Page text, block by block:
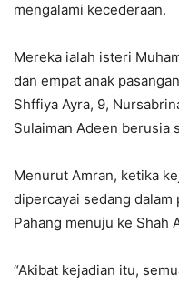
mengalami kecederaan.
Mereka ialah isteri
dan empat anak
Shffiya Ayra, 9,
Sulaiman Adeen berusia
Menurut Amran, ketika
dipercayai sedang dalam
Pahang menuju ke Shah
“Akibat kejadian itu,